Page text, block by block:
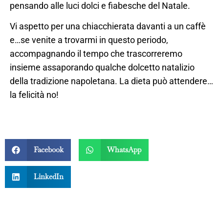
pensando alle luci dolci e fiabesche del Natale.
Vi aspetto per una chiacchierata davanti a un caffè
e…se venite a trovarmi in questo periodo,
accompagnando il tempo che trascorreremo
insieme assaporando qualche dolcetto natalizio
della tradizione napoletana. La dieta può attendere…
la felicità no!
Facebook WhatsApp
LinkedIn